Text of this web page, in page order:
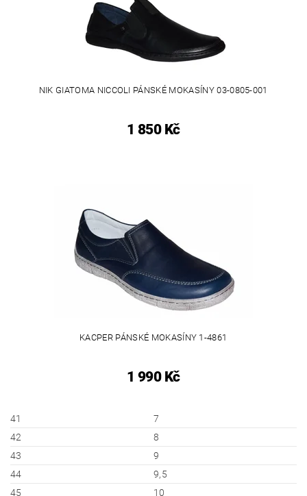
NIK GIATOMA NICCOLI PÁNSKÉ MOKASÍNY 03-0805-001
1 850 Kč
KACPER PÁNSKÉ MOKASÍNY 1-4861
1 990 Kč
41
7
42
8
43
9
44
9,5
45
10